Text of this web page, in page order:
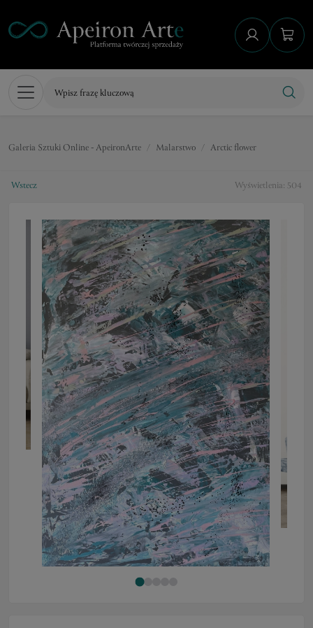
Galeria Sztuki Online - ApeironArte Malarstwo Arctic flower
Wyświetlenia: 504
Wstecz